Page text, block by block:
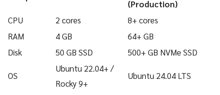
(Production)
CPU
2 cores
8+ cores
RAM
4 GB
64+ GB
Disk
50 GB SSD 500+ GB NVMe SSD
OS
Ubuntu 22.04+ /
Rocky 9+
Ubuntu 24.04 LTS